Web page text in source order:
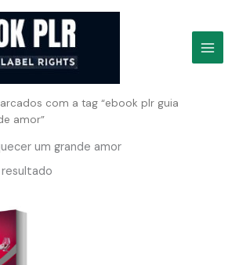
com a tag “ebook plr guia
amor”
um grande amor